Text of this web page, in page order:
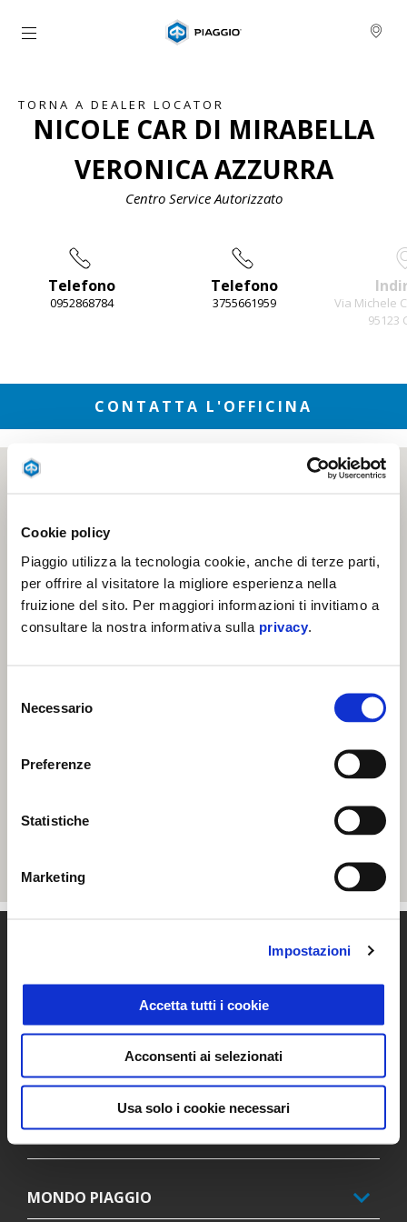
Cookie policy
Piaggio utilizza la tecnologia cookie, anche di terze parti,
per offrire al visitatore la migliore esperienza nella
fruizione del sito. Per maggiori informazioni ti invitiamo a
consultare la nostra informativa sulla privacy
delNecessario
Preferenze
Statistiche
Marketing
Impostazioni
Accetta tutti i cookie
Acconsenti ai selezionati
Usa solo i cookie necessari
Vai al contenuto principale
TORNA A DEALER LOCATOR
NICOLE CAR DI MIRABELLA
VERONICA AZZURRA
Centro Service Autorizzato
Telefono
0952868784
Telefono
3755661959
Via Michele
95123
CONTATTA L'OFFICINA
PROMOZIONI
MONDO PIAGGIO